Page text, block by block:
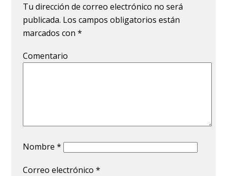
Tu dirección de correo electrónico no será
publicada. Los campos obligatorios están
marcados con*
Comentario
Nombre*
Correo electrónico*